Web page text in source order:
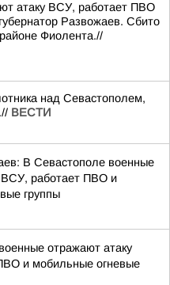
атаку ВСУ, работает ПВО
Развожаев. Сбито
Фиолента.//
над Севастополем,
ВЕСТИ
В Севастополе военные
ВСУ, работает ПВО и
группы
отражают атаку
и мобильные огневые